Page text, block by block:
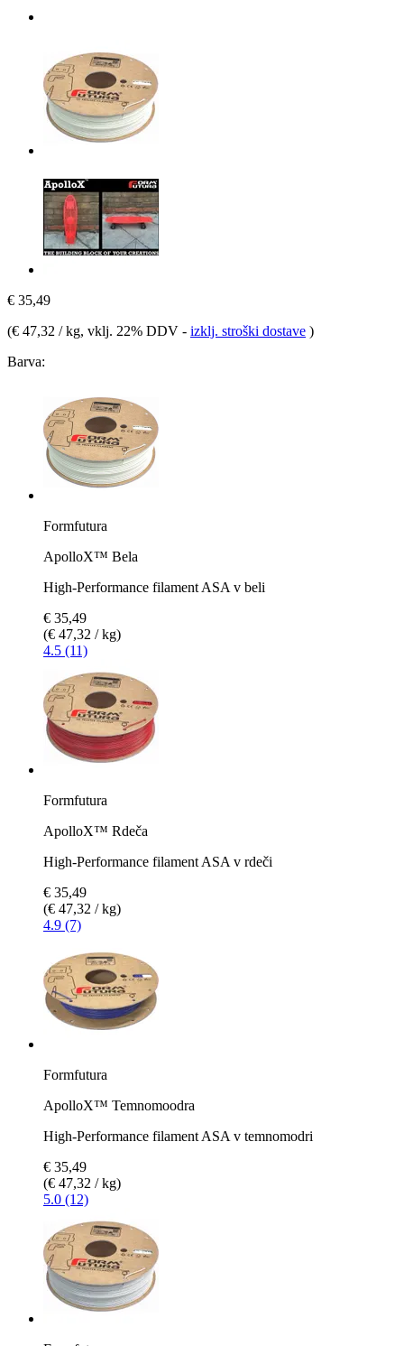
€ 35,49
(€ 47,32 / kg, vklj. 22% DDV - izklj. stroški dostave )
Barva:
Formfutura
ApolloX™ Bela
High-Performance filament ASA v beli
€ 35,49
(€ 47,32 / kg)
4.5 (11)
Formfutura
ApolloX™ Rdeča
High-Performance filament ASA v rdeči
€ 35,49
(€ 47,32 / kg)
4.9 (7)
Formfutura
ApolloX™ Temnomoodra
High-Performance filament ASA v temnomodri
€ 35,49
(€ 47,32 / kg)
5.0 (12)